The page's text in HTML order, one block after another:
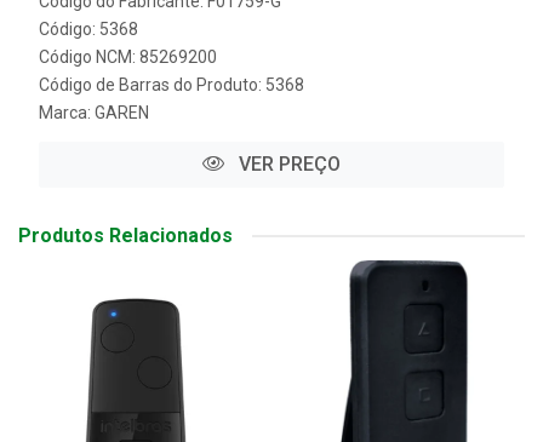
Código: 5368
Código NCM: 85269200
Código de Barras do Produto: 5368
Marca: GAREN
VER PREÇO
Produtos Relacionados